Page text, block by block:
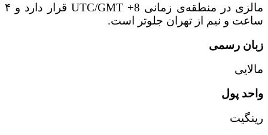
مالزی در منطقه‌ی زمانی UTC/GMT +8 قرار دارد و ۴
ساعت و نیم از تهران جلوتر است.
زبان رسمی
مالایی
واحد پول
رینگیت